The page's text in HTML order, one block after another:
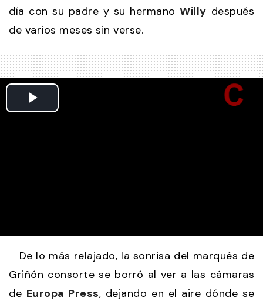
día con su padre y su hermanoWilly después
de varios meses sin verse.
De lo más relajado, la sonrisa del marqués de
Griñón consorte se borró al ver a las cámaras
de Europa Press, dejando en el aire dónde se